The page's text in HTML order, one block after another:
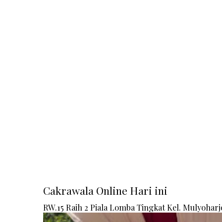
Cakrawala Online Hari ini
RW.15 Raih 2 Piala Lomba Tingkat Kel.